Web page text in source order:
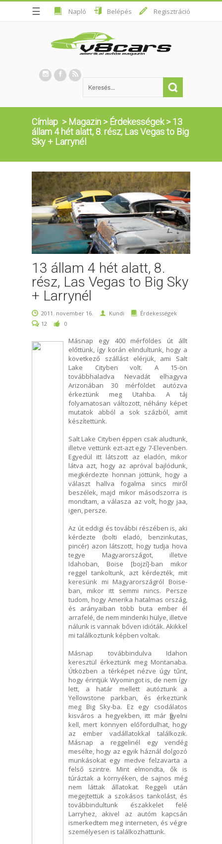
☰ Napló Belépés Regisztráció
Címlap > Magazin > Érdekességek>13
állam 4 hét alatt, 8. rész, Las Vegas to Big
Sky + Larrynél
13 állam 4 hét alatt, 8.
rész, Las Vegas to Big Sky
+ Larrynél
2011. november 16. Kundi
Érdekességek
12
0
Másnap egy 400 mérföldes út állt
előttünk, így korán elindultunk, hogy a
következő szállást elérjük, ami Salt
Lake Cityben volt. A 15-ön
továbbhaladva Nevadát elhagyva
Arizonában 30 mérföldet autózva
érkeztünk meg Utahba. A táj
folyamatosan változott, néhány képet
mutatok abból a sok százból, amit
készítettünk.
Salt Lake Cityben éppen csak aludtunk,
illetve vettünk ezt-azt egy 7-Elevenben.
Egyedül itt látszott az eladón, mikor
látva azt, hogy az apróval bajlódunk,
megkérdezte honnan jöttünk, hogy a
választ hallva fogalma sincs miről
beszélek, majd mikor másodszorra is
mondtam, a válasza az volt, hogy jaa,
igen, persze.
Az út eddigi és további részében is, aki
kérdezte (bolti eladó, benzinkutas,
pincér) azon látszott, hogy tudja hova
tegye Magyarországot, illetve
Idahoban, Boise [bojzí]-ban mikor
reggel tankoltunk, azt kérdezték, mit
keresünk mi Magyarországról Boise-
ban, mikor itt semmi nincs. Persze
tudom, hogy Amerika hatalmas ország,
és arányaiban több buta ember él
arrafelé, de nem mindenki hülye, illetve
nálunk is vannak bőven idióták. Akikkel
mi találkoztunk képben voltak.
Másnap továbbindulva Idahon
keresztül érkeztünk meg Montanaba.
Útközben a térképet nézve úgy tűnt,
hogy érintjük Wyomingot is, de nem így
lett, a határ mellett autóztunk a
Yellowstone parkban, és érkeztünk
meg Big Sky-ba. Ez egy csodálatos
kisváros a hegyekben, itt már figyelni
kell, mert könnyen előfordulhat, hogy
az ember vadállatokkal találkozik.
Másnap a reggelinél egy vendég
mesélte, hogy az egyik háznál dolgozó
munkásokat egy medve felzavarta a
felső szintre. Mint elmondta, ők is
túráztak a környéken, de sajnos még
nem láttak állatokat. Reggeli után
megejtettük a szokásos tankolást, és
továbbindultunk északkelet felé
Larryhez, akivel az autóm kapcsán
ismerkedtem meg interneten, és végre
személyesen is találkozhattunk.